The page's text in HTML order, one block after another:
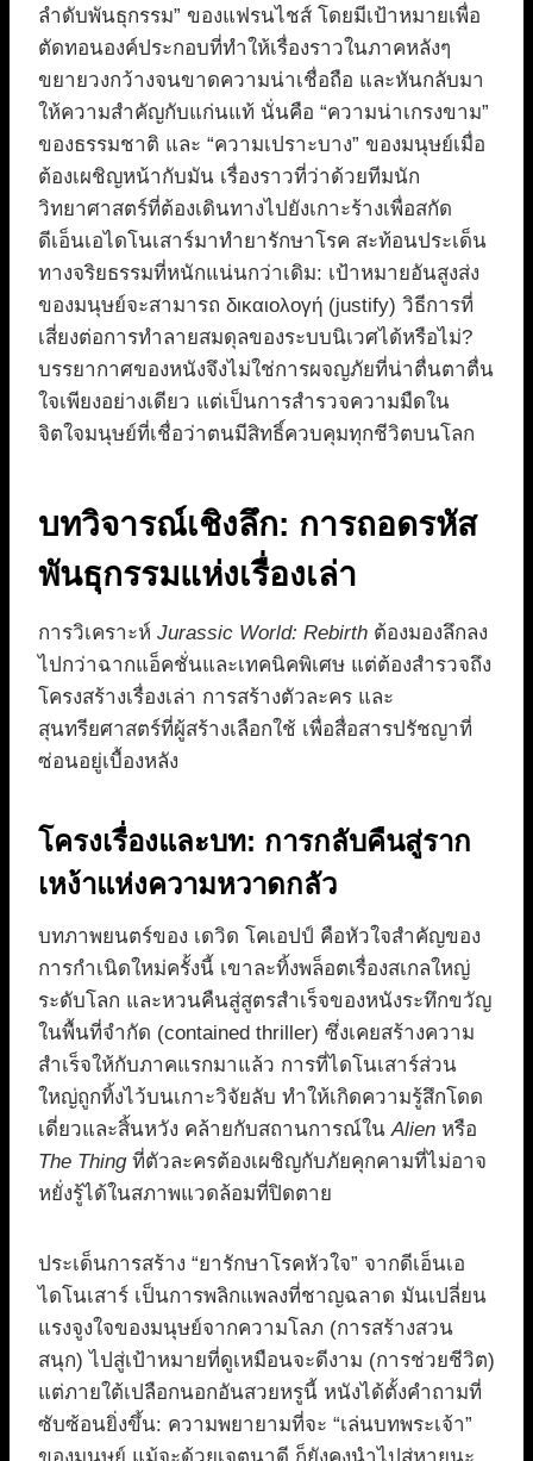
ลำดับพันธุกรรม” ของแฟรนไชส์ โดยมีเป้าหมายเพื่อ
ตัดทอนองค์ประกอบที่ทำให้เรื่องราวในภาคหลังๆ
ขยายวงกว้างจนขาดความน่าเชื่อถือ และหันกลับมา
ให้ความสำคัญกับแก่นแท้ นั่นคือ “ความน่าเกรงขาม”
ของธรรมชาติ และ “ความเปราะบาง” ของมนุษย์เมื่อ
ต้องเผชิญหน้ากับมัน เรื่องราวที่ว่าด้วยทีมนัก
วิทยาศาสตร์ที่ต้องเดินทางไปยังเกาะร้างเพื่อสกัด
ดีเอ็นเอไดโนเสาร์มาทำยารักษาโรค สะท้อนประเด็น
ทางจริยธรรมที่หนักแน่นกว่าเดิม: เป้าหมายอันสูงส่ง
ของมนุษย์จะสามารถ δικαιολογή (justify) วิธีการที่
เสี่ยงต่อการทำลายสมดุลของระบบนิเวศได้หรือไม่?
บรรยากาศของหนังจึงไม่ใช่การผจญภัยที่น่าตื่นตาตื่น
ใจเพียงอย่างเดียว แต่เป็นการสำรวจความมืดใน
จิตใจมนุษย์ที่เชื่อว่าตนมีสิทธิ์ควบคุมทุกชีวิตบนโลก
บทวิจารณ์เชิงลึก: การถอดรหัส
พันธุกรรมแห่งเรื่องเล่า
การวิเคราะห์ Jurassic World: Rebirth ต้องมองลึกลง
ไปกว่าฉากแอ็คชั่นและเทคนิคพิเศษ แต่ต้องสำรวจถึง
โครงสร้างเรื่องเล่า การสร้างตัวละคร และ
สุนทรียศาสตร์ที่ผู้สร้างเลือกใช้ เพื่อสื่อสารปรัชญาที่
ซ่อนอยู่เบื้องหลัง
โครงเรื่องและบท: การกลับคืนสู่ราก
เหง้าแห่งความหวาดกลัว
บทภาพยนตร์ของ เดวิด โคเอปป์ คือหัวใจสำคัญของ
การกำเนิดใหม่ครั้งนี้ เขาละทิ้งพล็อตเรื่องสเกลใหญ่
ระดับโลก และหวนคืนสู่สูตรสำเร็จของหนังระทึกขวัญ
ในพื้นที่จำกัด (contained thriller) ซึ่งเคยสร้างความ
สำเร็จให้กับภาคแรกมาแล้ว การที่ไดโนเสาร์ส่วน
ใหญ่ถูกทิ้งไว้บนเกาะวิจัยลับ ทำให้เกิดความรู้สึกโดด
เดี่ยวและสิ้นหวัง คล้ายกับสถานการณ์ใน Alien หรือ
The Thingที่ตัวละครต้องเผชิญกับภัยคุกคามที่ไม่อาจ
หยั่งรู้ได้ในสภาพแวดล้อมที่ปิดตาย
ประเด็นการสร้าง “ยารักษาโรคหัวใจ” จากดีเอ็นเอ
ไดโนเสาร์ เป็นการพลิกแพลงที่ชาญฉลาด มันเปลี่ยน
แรงจูงใจของมนุษย์จากความโลภ (การสร้างสวน
สนุก) ไปสู่เป้าหมายที่ดูเหมือนจะดีงาม (การช่วยชีวิต)
แต่ภายใต้เปลือกนอกอันสวยหรูนี้ หนังได้ตั้งคำถามที่
ซับซ้อนยิ่งขึ้น: ความพยายามที่จะ “เล่นบทพระเจ้า”
ของมนุษย์ แม้จะด้วยเจตนาดี ก็ยังคงนำไปสู่หายนะ